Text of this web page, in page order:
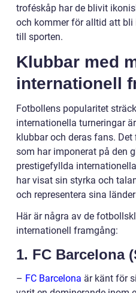
troféskåp har de blivit
och kommer för alltid att
till sporten.
Klubbar med
internationell
Fotbollens popularitet
internationella turneringar
klubbar och deras fans.
som har imponerat på den
prestigefyllda
har visat sin styrka och
och representera sina
Här är några av de
internationell framgång:
1. FC Barcelona
– FC Barcelona är känt för